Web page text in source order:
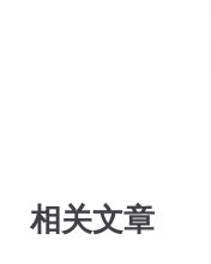
相关文章